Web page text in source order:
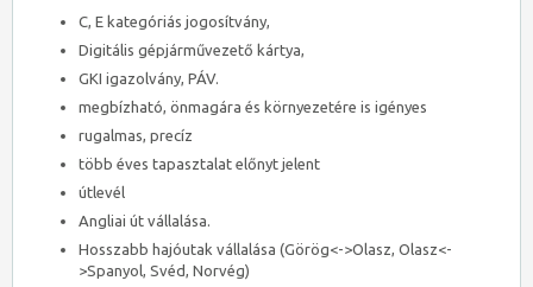
C, E kategóriás jogosítvány,
Digitális gépjárművezető kártya,
GKI igazolvány, PÁV.
megbízható, önmagára és környezetére is igényes
rugalmas, precíz
több éves tapasztalat előnyt jelent
útlevél
Angliai út vállalása.
Hosszabb hajóutak vállalása (Görög<->Olasz, Olasz<-
>Spanyol, Svéd, Norvég)